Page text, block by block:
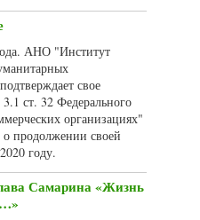
АНО "Институт
свое
3.1 ст. 32 Федерального
организациях"
продолжении своей
году.
Самарина «Жизнь